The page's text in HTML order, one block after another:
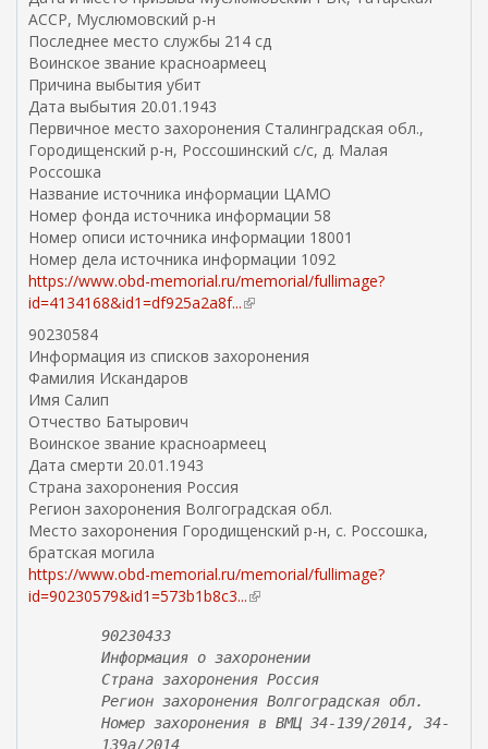
АССР, Муслюмовский р-н
Последнее место службы 214 сд
Воинское звание красноармеец
Причина выбытия убит
Дата выбытия 20.01.1943
Первичное место захоронения Сталинградская обл.,
Городищенский р-н, Россошинский с/с, д. Малая
Россошка
Название источника информации ЦАМО
Номер фонда источника информации 58
Номер описи источника информации 18001
Номер дела источника информации 1092
https://www.obd-memorial.ru/memorial/fullimage?
id=4134168&id1=df925a2a8f...(
е
я
ы
л
а
)
90230584
Информация из списков захоронения
Фамилия Искандаров
Имя Салип
Отчество Батырович
Воинское звание красноармеец
Дата смерти 20.01.1943
Страна захоронения Россия
Регион захоронения Волгоградская обл.
Место захоронения Городищенский р-н, с. Россошка,
братская могила
https://www.obd-memorial.ru/memorial/fullimage?
id=90230579&id1=573b1b8c3...(
е
ш
н
я
90230433
Информация о захоронении
Страна захоронения Россия
Регион захоронения Волгоградская обл.
Номер захоронения в ВМЦ 34-139/2014, 34-
139а/2014